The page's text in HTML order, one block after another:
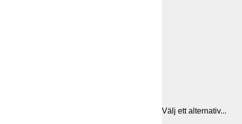
Välj ett alternativ...